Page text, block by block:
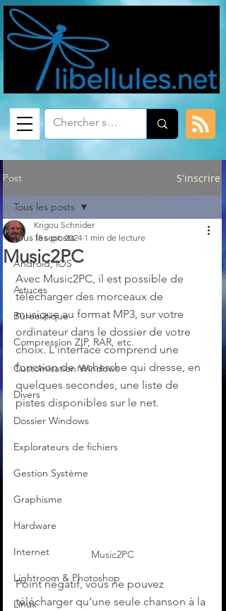
Post S'inscrire
Tous les posts
Android, iOS
Astuces
Bureautique
Compression ZIP, RAR, etc.
Customisation Windows
Divers
Dossier Windows
Explorateurs de fichiers
Gestion Système
Graphisme
Hardware
Internet
Lightroom & Photoshop
Linux
Tous les posts
Music2PC
Krigou Schnider
15 sept. 2024 1 min de lecture
Avec Music2PC, il est possible de
télécharger des morceaux de
musique au format MP3, sur votre
ordinateur dans le dossier de votre
choix. L'interface comprend une
fonction de recherche qui dresse, en
quelques secondes, une liste de
pistes disponibles sur le net.
Music2PC
Point négatif, vous ne pouvez
télécharger qu'une seule chanson à la